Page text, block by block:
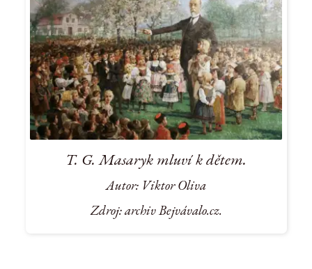
T. G. Masaryk mluví k dětem.
Autor: Viktor Oliva
Zdroj: archiv Bejvávalo.cz.